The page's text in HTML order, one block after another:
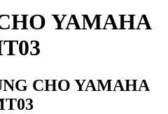
YAMAHA
CHO YAMAHA